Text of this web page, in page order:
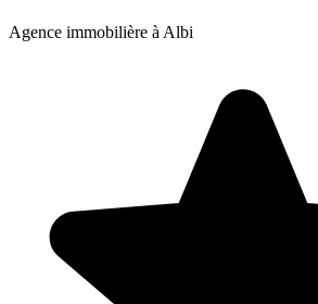
Agence immobilière à Albi